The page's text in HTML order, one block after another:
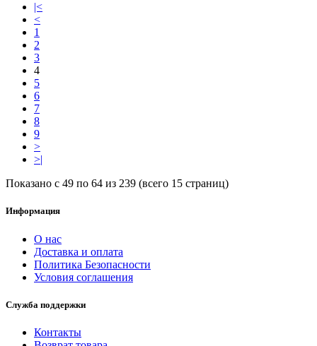
|<
<
1
2
3
4
5
6
7
8
9
>
>|
Показано с 49 по 64 из 239 (всего 15 страниц)
Информация
О нас
Доставка и оплата
Политика Безопасности
Условия соглашения
Служба поддержки
Контакты